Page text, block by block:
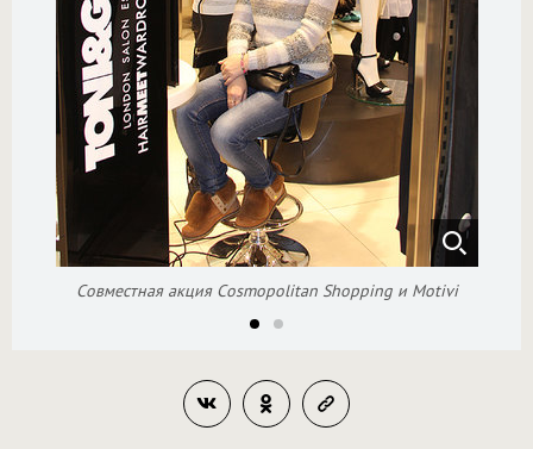
Совместная акция Cosmopolitan Shopping и Motivi